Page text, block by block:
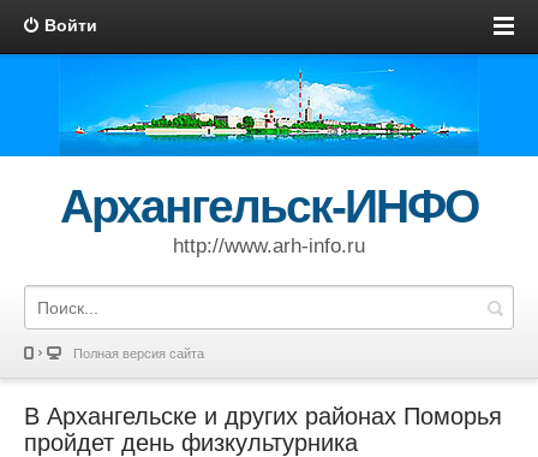
Войти
Архангельск-ИНФО
http://www.arh-info.ru
Полная версия сайта
В Архангельске и других районах Поморья
пройдет день физкультурника